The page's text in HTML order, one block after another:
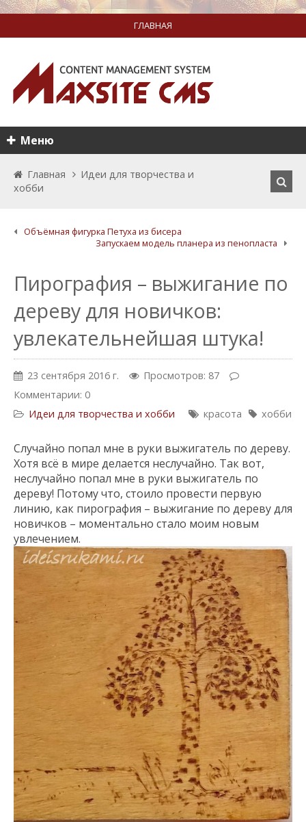
ГЛАВНАЯ
Меню
Главная
Идеи для творчества и
хобби
Объёмная фигурка Петуха из бисера
Запускаем модель планера из пенопласта
Пирография – выжигание по
дереву для новичков:
увлекательнейшая штука!
23 сентября 2016 г.
Просмотров: 87
Комментарии: 0
Идеи для творчества и хобби
красота хобби
Случайно попал мне в руки выжигатель по дереву.
Хотя всё в мире делается неслучайно. Так вот,
неслучайно попал мне в руки выжигатель по
дереву! Потому что, стоило провести первую
линию, как пирография – выжигание по дереву для
новичков – моментально стало моим новым
увлечением.